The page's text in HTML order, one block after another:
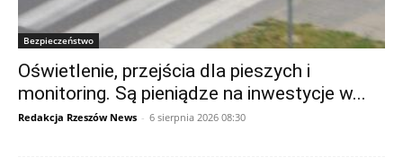
Bezpieczeństwo
Oświetlenie, przejścia dla pieszych i
monitoring. Są pieniądze na inwestycje w...
Redakcja Rzeszów News - 6 sierpnia 2026 08:30